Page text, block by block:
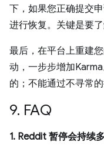
下，如果您正确提交
进行恢复。关键是要
最后，在平台上重建
动，一步步增加
的；不能通过不寻常的
9. FAQ
1. Reddit 暂停会持续